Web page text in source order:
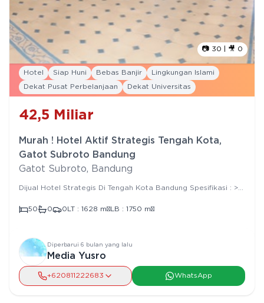
📷 30 | 🎥 0
Hotel Siap Huni Bebas Banjir Lingkungan Islami
Dekat Pusat Perbelanjaan Dekat Universitas
42,5 Miliar
Murah ! Hotel Aktif Strategis Tengah Kota,
Gatot Subroto Bandung
Gatot Subroto, Bandung
Dijual Hotel Strategis Di Tengah Kota Bandung Spesifikasi : >
m² > Luas Bangunan : 1750 m² > Bentuk Tanah : Kotak > Lebar
20 > Legalitas : SHM
50 0 0 LT : 1628 m² LB : 1750 m²
Diperbarui 6 bulan yang lalu
Media Yusro
+620811222683 WhatsApp